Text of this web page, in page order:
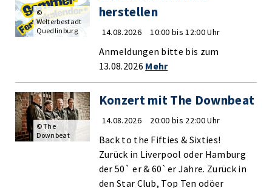
herstellen
14.08.2026 10:00 bis 12:00 Uhr
Anmeldungen bitte bis zum
13.08.2026 Mehr
©
Welterbestadt
Quedlinburg
Konzert mit The Downbeat
14.08.2026 20:00 bis 22:00 Uhr
Back to the Fifties & Sixties!
Zurück in Liverpool oder Hamburg
der 50` er & 60`er Jahre. Zurück in
den Star Club, Top Ten odöer
© The
Downbeat